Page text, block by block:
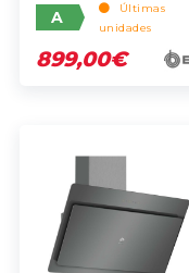
A
Últimas
unidades
899,00€